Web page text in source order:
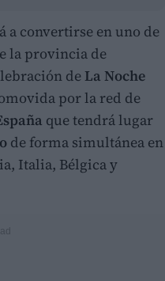
a convertirse en uno de
la provincia de
de La Noche
por la red de
que tendrá lugar
de forma simultánea en
Italia, Bélgica y